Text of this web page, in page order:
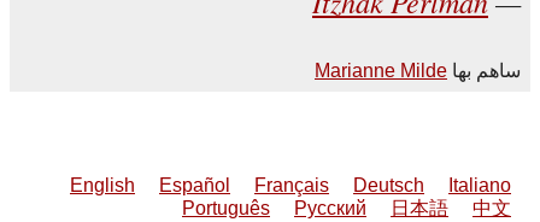
ساهم بها Marianne Milde
English Español Français Deutsch
Italiano
Português
Русский 日本語 中文